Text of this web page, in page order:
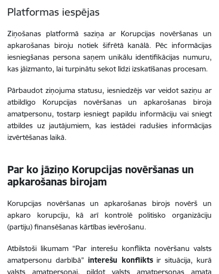
Platformas iespējas
Ziņošanas platformā saziņa ar Korupcijas novēršanas un
apkarošanas biroju notiek šifrētā kanālā. Pēc informācijas
iesniegšanas persona saņem unikālu identifikācijas numuru,
kas jāizmanto, lai turpinātu sekot līdzi izskatīšanas procesam.
Pārbaudot ziņojuma statusu, iesniedzējs var veidot saziņu ar
atbildīgo Korupcijas novēršanas un apkarošanas biroja
amatpersonu, tostarp iesniegt papildu informāciju vai sniegt
atbildes uz jautājumiem, kas iestādei radušies informācijas
izvērtēšanas laikā.
Par ko jāziņo Korupcijas novēršanas un
apkarošanas birojam
Korupcijas novēršanas un apkarošanas birojs novērš un
apkaro korupciju, kā arī kontrolē politisko organizāciju
(partiju) finansēšanas kārtības ievērošanu.
Atbilstoši likumam “Par interešu konflikta novēršanu valsts
amatpersonu darbībā” interešu konfliktsir situācija, kurā
valsts amatpersonai, pildot valsts amatpersonas amata